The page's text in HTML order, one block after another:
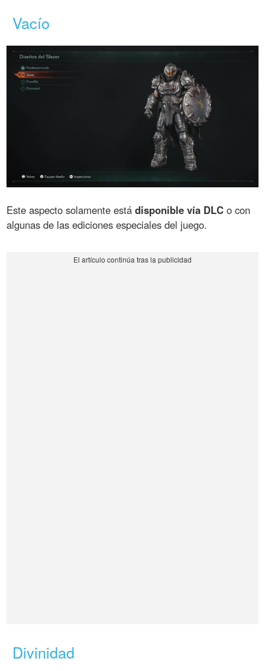
Vacío
Este aspecto solamente estádisponible vía DLC o con
algunas de las ediciones especiales del juego.
Divinidad